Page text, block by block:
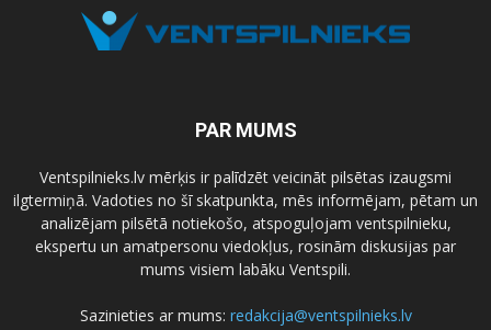
PAR MUMS
Ventspilnieks.lv mērķis ir palīdzēt veicināt pilsētas izaugsmi
ilgtermiņā. Vadoties no šī skatpunkta, mēs informējam, pētam un
analizējam pilsētā notiekošo, atspoguļojam ventspilnieku,
ekspertu un amatpersonu viedokļus, rosinām diskusijas par
mums visiem labāku Ventspili.
Sazinieties ar mums: redakcija@ventspilnieks.lv